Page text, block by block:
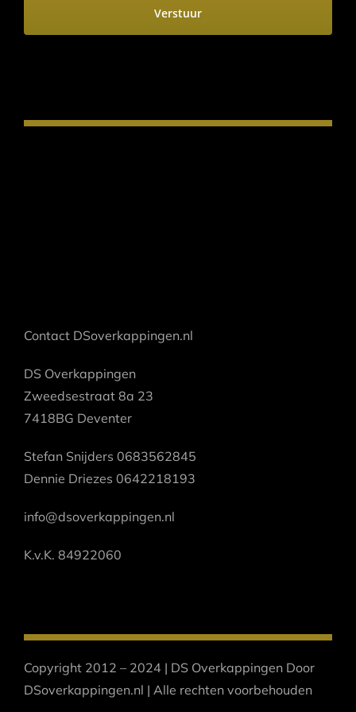
Contact DSoverkappingen.nl
DS Overkappingen
Zweedsestraat 8a 23
7418BG Deventer
Stefan Snijders 0683562845
Dennie Driezes 0642218193
info@dsoverkappingen.nl
K.v.K. 84922060
Copyright 2012 – 2024 | DS Overkappingen Door
DSoverkappingen.nl | Alle rechten voorbehouden